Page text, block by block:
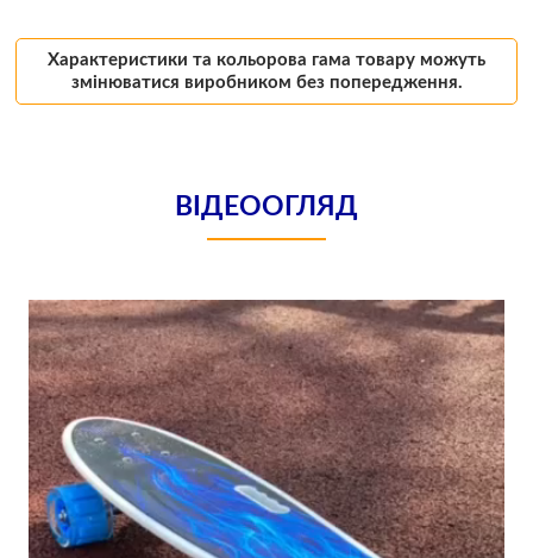
Характеристики та кольорова гама товару можуть
змінюватися виробником без попередження.
ВІДЕООГЛЯД